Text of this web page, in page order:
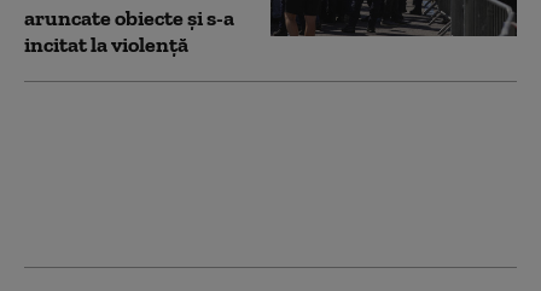
aruncate obiecte și s-a
incitat la violență